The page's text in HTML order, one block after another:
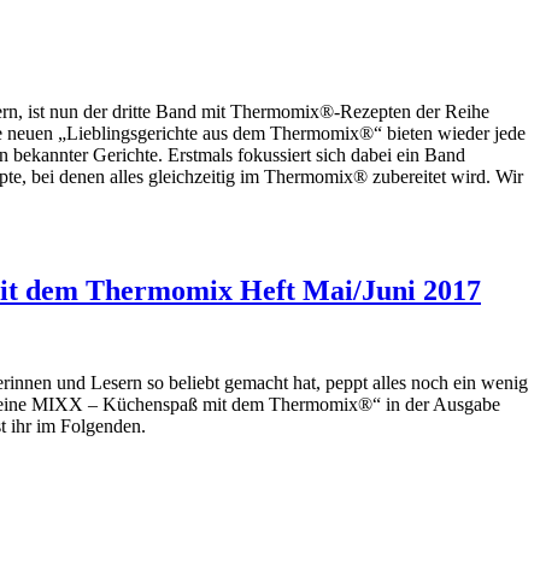
ist nun der dritte Band mit Thermomix®-Rezepten der Reihe
„Lieblingsgerichte aus dem Thermomix®“ bieten wieder jede
bekannter Gerichte. Erstmals fokussiert sich dabei ein Band
bei denen alles gleichzeitig im Thermomix® zubereitet wird. Wir
dem Thermomix Heft Mai/Juni 2017
und Lesern so beliebt gemacht hat, peppt alles noch ein wenig
MIXX – Küchenspaß mit dem Thermomix®“ in der Ausgabe
ihr im Folgenden.